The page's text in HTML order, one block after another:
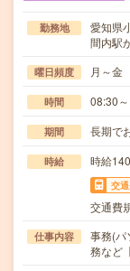
勤務地
愛知県
間内駅
曜日頻度 月～金
時間 08:30
期間 長期で
時給 時給
交
交通費
仕事内容
事務(パ
務など